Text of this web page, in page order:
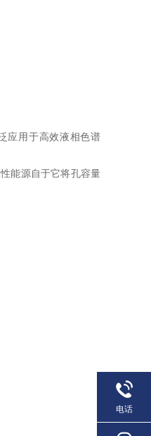
应用于高效液相色谱
能源自于它将孔容量
电话